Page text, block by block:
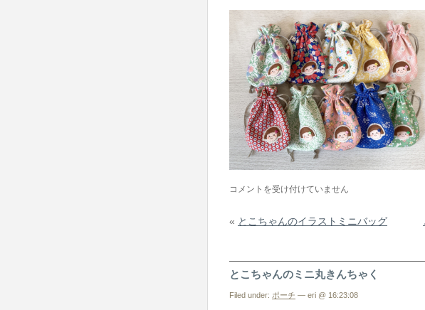
と
ち
ん
の
ミ
コメントを受け付けていません
« とこちゃんのイラストミニバッグ
とこちゃんのミニ丸きんちゃく
Filed under: ポーチ — eri @ 16:23:08